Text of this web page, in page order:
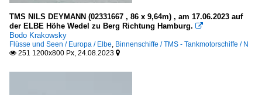
TMS NILS DEYMANN (02331667 , 86 x 9,64m) , am 17.06.2023 auf
der ELBE Höhe Wedel zu Berg Richtung Hamburg. 
Bodo Krakowsky
Flüsse und Seen / Europa / Elbe, Binnenschiffe / TMS - Tankmotorschiffe / N
 251 1200x800 Px, 24.08.2023 